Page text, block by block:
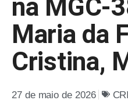
na MGC-
Maria da
Cristina,
27 de maio de 2026